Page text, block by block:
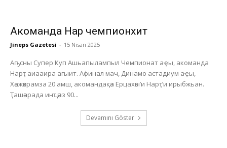
Акоманда Нарҭ чемпионхит
Jineps Gazetesi - 15 Nisan 2025
Аҧсны Супер Куп Ашьапылампыл Чемпионат аҿы, акоманда
Нарҭ аиааира агыит. Афинал мач, Динамо астадиум аҿы,
Хәажәкрамза 20 амш, акомандақәа Ерцахәы’и Нарҭ’и ирыбжьан.
Ҭашәарада инҵәаз 90...
Devamını Göster